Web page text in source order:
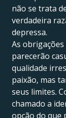
não se trata
verdadeira
depressa.
As
parecerão
qualidade
paixão, mas
seus limites.
chamado a
opção do que